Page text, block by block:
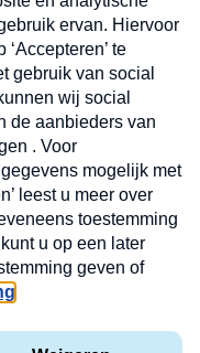
X
op de MAX
en